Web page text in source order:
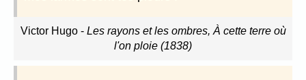
Victor Hugo- Les rayons et les ombres, À cette terre où
l'on ploie (1838)